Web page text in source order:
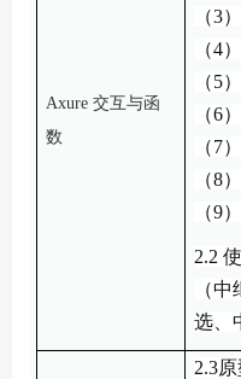
Axure交互与函
数
（3）
（4）
（5）
（6
（7
（8
（9）
2.2
（中
选 、
2.3